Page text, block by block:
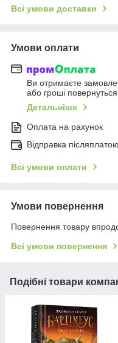
Всі умови доставки
Умови оплати
Ви отримаєте
або гроші
Детальніше
Оплата на рахунок
Відправка
Всі умови оплати
Умови повернення
Повернення товару
Всі умови повернення
Подібні товари